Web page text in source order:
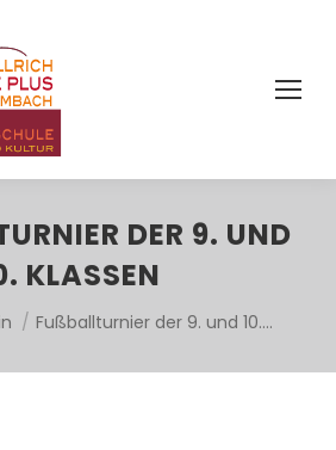
DER 9. UND 1
KLASSEN
hier:
Fußballturnier der 9. und 10.…